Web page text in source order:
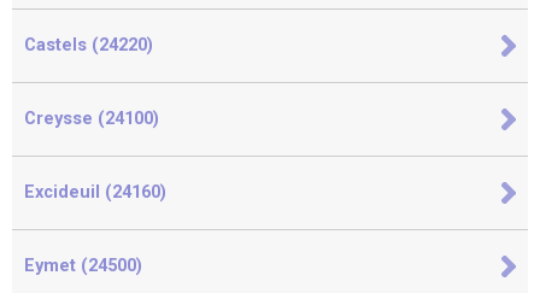
Castels (24220)
Creysse (24100)
Excideuil (24160)
Eymet (24500)